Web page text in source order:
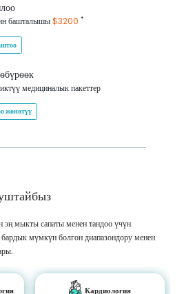
башталышы$3200 *
медициналык пакеттер
жөнөтүү
мыкты сапаты менен тандоо үчүн
мүмкүн болгон диапазондору менен
Кардиология